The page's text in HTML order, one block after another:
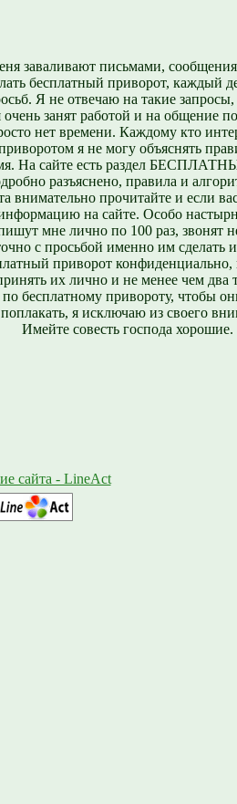
заваливают письмами,
бесплатный приворот, каждый
Я не отвечаю на такие
занят работой и на общение
нет времени. Каждому кто
я не могу объяснять
На сайте есть раздел
разъяснено, правила и
внимательно прочитайте и если
на сайте. Особо
мне лично по 100 раз, звонят
с просьбой именно им сделать
приворот конфиденциально,
их лично и не менее чем два
бесплатному привороту, чтобы
поплакать, я исключаю из своего
Имейте совесть господа хорошие.
сайта - LineAct